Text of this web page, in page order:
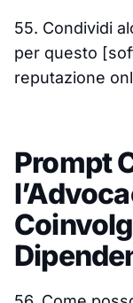
55. Condividi
per questo
reputazione
Prompt